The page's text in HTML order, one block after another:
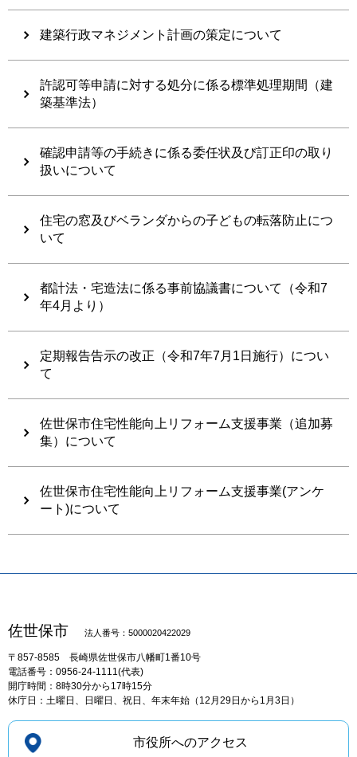
建築行政マネジメント計画の策定について
許認可等申請に対する処分に係る標準処理期間（建
築基準法）
確認申請等の手続きに係る委任状及び訂正印の取り
扱いについて
住宅の窓及びベランダからの子どもの転落防止につ
いて
都計法・宅造法に係る事前協議書について（令和7
年4月より）
定期報告告示の改正（令和7年7月1日施行）につい
て
佐世保市住宅性能向上リフォーム支援事業（追加募
集）について
佐世保市住宅性能向上リフォーム支援事業(アンケ
ート)について
佐世保市 法人番号：5000020422029
〒857-8585 長崎県佐世保市八幡町1番10号
電話番号：0956-24-1111(代表)
開庁時間：8時30分から17時15分
休庁日：土曜日、日曜日、祝日、年末年始（12月29日から1月3日）
市役所へのアクセス